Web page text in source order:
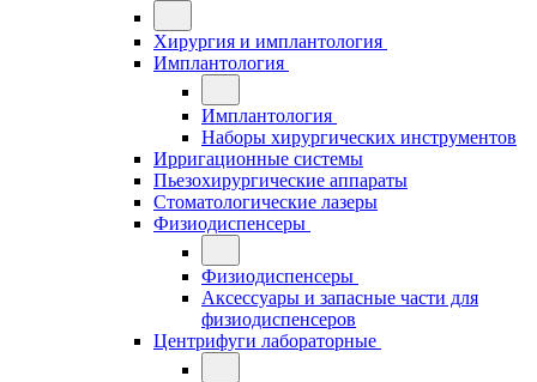
Хирургия и имплантология
Имплантология
Имплантология
Наборы хирургических инструментов
Ирригационные системы
Пьезохирургические аппараты
Стоматологические лазеры
Физиодиспенсеры
Физиодиспенсеры
Аксессуары и запасные части для
физиодиспенсеров
Центрифуги лабораторные